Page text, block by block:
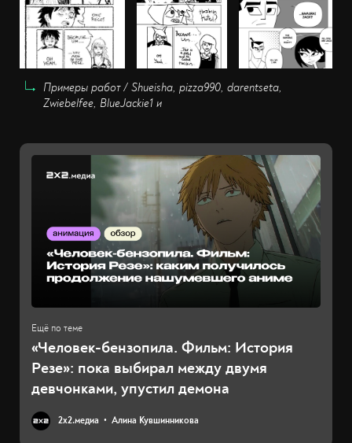
Примеры работ / Shueisha, pizza990, darentseta,
Zwiebelfee, BlueJackie1 и
«Человек-бензопила. Фильм: История
Резе»: пока выбирал между двумя
девчонками, упустил демона
2х2.медиа Алина Кувшинникова